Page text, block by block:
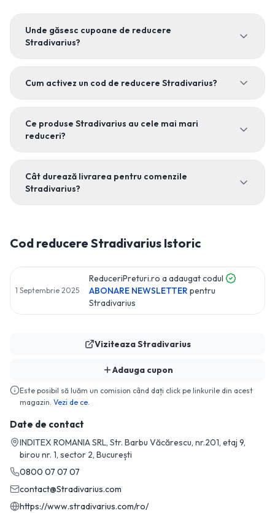
ViziteazaStradivarius
Adauga cupon
Este posibil să luăm un comision când dați click pe linkurile din acest
magazin. Vezi de ce.
Date de contact
INDITEX ROMANIA SRL, Str. Barbu Văcărescu, nr.201, etaj 9,
birou nr. 1, sector 2, București
0800 07 07 07
contact@Stradivarius.com
https://www.stradivarius.com/ro/
Unde găsesc cupoane de reducere
Stradivarius?
Cum activez un cod de reducere Stradivarius?
Ce produse Stradivarius au cele mai mari
reduceri?
Cât durează livrarea pentru comenzile
Stradivarius?
Cod reducere Stradivarius Istoric
1 Septembrie 2025
ReduceriPreturi.ro a adaugat codul
ABONARE NEWSLETTER pentru
Stradivarius